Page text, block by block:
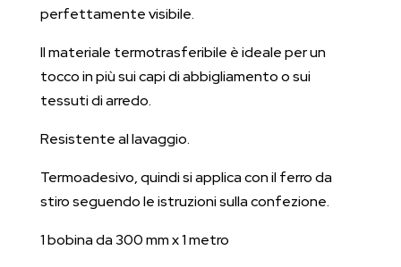
perfettamente visibile.
Il materiale termotrasferibile è ideale per un
tocco in più sui capi di abbigliamento o sui
tessuti di arredo.
Resistente al lavaggio.
Termoadesivo, quindi si applica con il ferro da
stiro seguendo le istruzioni sulla confezione.
1 bobina da 300 mm x 1 metro